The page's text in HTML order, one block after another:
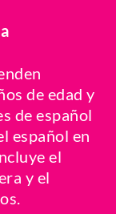
de edad y
de español
español en
el
y el